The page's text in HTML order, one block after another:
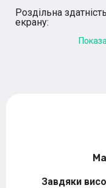
Роздільна здатність
екрану:
Завдяки